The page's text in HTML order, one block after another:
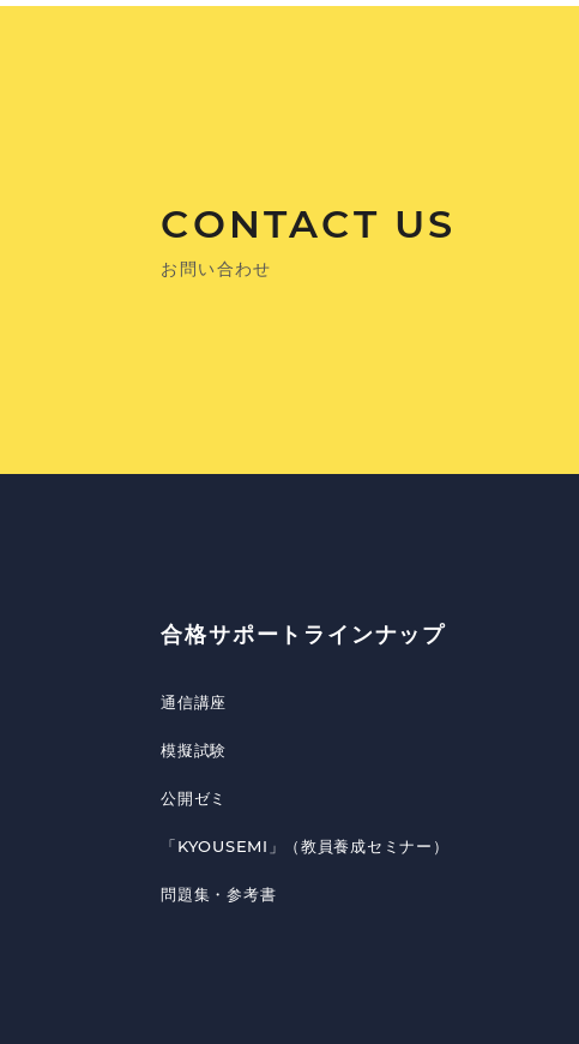
CONTACT US
お問い合わせ
合格サポートラインナップ
通信講座
模擬試験
公開ゼミ
「KYOUSEMI」（教員養成セミナー）
問題集・参考書